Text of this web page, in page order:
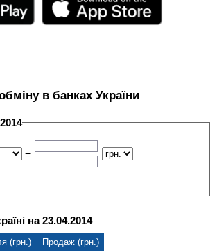
в банках України
=
на 23.04.2014
(грн.)
Продаж (грн.)